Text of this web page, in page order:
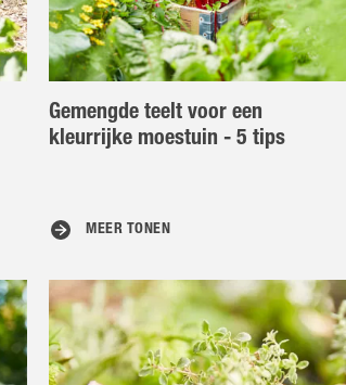
Gemengde teelt voor een
kleurrijke moestuin - 5 tips
MEER TONEN